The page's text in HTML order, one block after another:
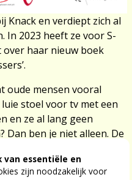
Knack en verdiept zich al
In 2023 heeft ze voor S-
over haar nieuw boek
oude mensen vooral
stoel voor tv met een
en ze al lang geen
ben je niet alleen. De
behandeld en
essentiële en
zijn noodzakelijk voor